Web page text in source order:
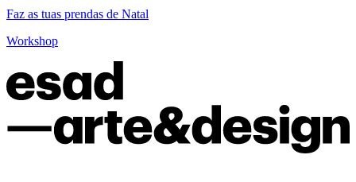
Faz as tuas prendas de Natal
Workshop